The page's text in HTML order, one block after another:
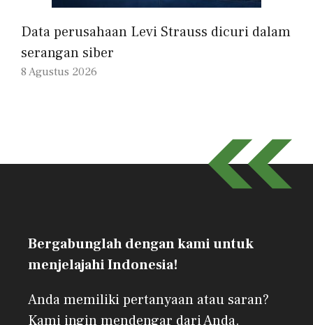
Data perusahaan Levi Strauss dicuri dalam
serangan siber
8 Agustus 2026
Bergabunglah dengan kami untuk
menjelajahi Indonesia!
Anda memiliki pertanyaan atau saran?
Kami ingin mendengar dari Anda.